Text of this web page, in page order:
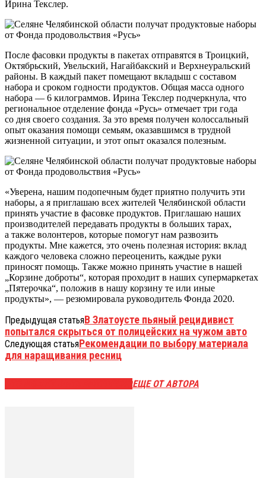
Ирина Текслер.
После фасовки продукты в пакетах отправятся в Троицкий,
Октябрьский, Увельский, Нагайбакский и Верхнеуральский
районы. В каждый пакет помещают вкладыш с составом
набора и сроком годности продуктов. Общая масса одного
набора — 6 килограммов. Ирина Текслер подчеркнула, что
региональное отделение фонда «Русь» отмечает три года
со дня своего создания. За это время получен колоссальный
опыт оказания помощи семьям, оказавшимся в трудной
жизненной ситуации, и этот опыт оказался полезным.
«Уверена, нашим подопечным будет приятно получить эти
наборы, а я приглашаю всех жителей Челябинской области
принять участие в фасовке продуктов. Приглашаю наших
производителей передавать продукты в больших тарах,
а также волонтеров, которые помогут нам развозить
продукты. Мне кажется, это очень полезная история: вклад
каждого человека сложно переоценить, каждые руки
приносят помощь. Также можно принять участие в нашей
„Корзине доброты“, которая проходит в наших супермаркетах
„Пятерочка“, положив в нашу корзину те или иные
продукты», — резюмировала руководитель Фонда 2020.
Предыдущая статьяВ Златоусте пьяный рецидивист
попытался скрыться от полицейских на чужом авто
Следующая статьяРекомендации по выбору материала
для наращивания ресниц
ЕЩЕ ОТ АВТОРА